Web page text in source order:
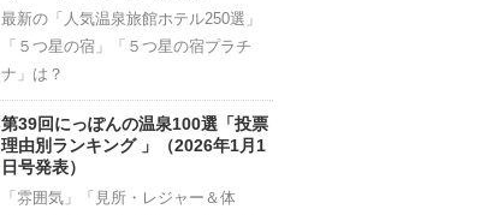
最新の「人気温泉旅館ホテル250選」
「５つ星の宿」「５つ星の宿プラチ
ナ」は？
第39回にっぽんの温泉100選「投票
理由別ランキング 」（2026年1月1
日号発表）
「雰囲気」「見所・レジャー＆体